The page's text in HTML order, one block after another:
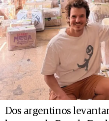
Dos argentinos